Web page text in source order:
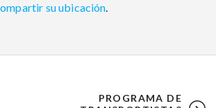
su ubicación.
PROGRAMA DE